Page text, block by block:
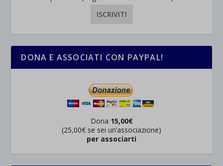
DONA E ASSOCIATI CON PAYPAL!
Dona 15,00€
(25,00€ se sei un’associazione)
per associarti
rientrano nelle altre categorie specifiche o che non sono stati
esplicitamente categorizzati.
et-saved-post*